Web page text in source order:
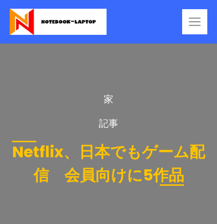
家
記事
Netflix、日本でもゲーム配
信 会員向けに5作品